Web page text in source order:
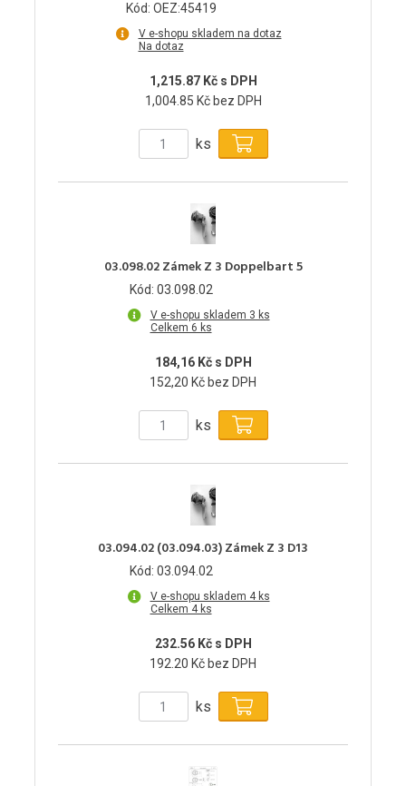
Kód: OEZ:45419
V e-shopu skladem na dotaz
Na dotaz
1,215.87 Kč s DPH
1,004.85 Kč bez DPH
ks
03.098.02 Zámek Z 3 Doppelbart 5
Kód: 03.098.02
V e-shopu skladem 3 ks
Celkem 6 ks
184,16 Kč s DPH
152,20 Kč bez DPH
ks
03.094.02 (03.094.03) Zámek Z 3 D13
Kód: 03.094.02
V e-shopu skladem 4 ks
Celkem 4 ks
232.56 Kč s DPH
192.20 Kč bez DPH
ks